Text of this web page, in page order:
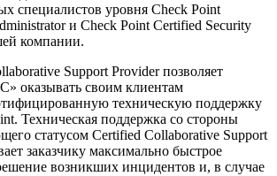
специалистов уровня Check Point
и Check Point Certified Security
компании.
Support Provider позволяет
» оказывать своим клиентам
техническую поддержку
Техническая поддержка со стороны
статусом Certified Collaborative Support
заказчику максимально быстрое
возникших инцидентов и, в случае